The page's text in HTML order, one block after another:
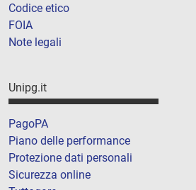
Codice etico
FOIA
Note legali
Unipg.it
PagoPA
Piano delle performance
Protezione dati personali
Sicurezza online